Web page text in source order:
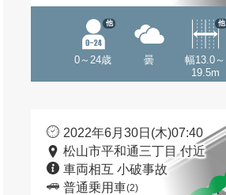
0～24歳
他
曇
幅13.0～
19.5m
他
2022年6月30日(木)07:40
松山市平和通三丁目 付近
車両相互 小破事故
普通乗用車(2)